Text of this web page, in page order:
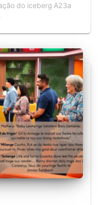
do iceberg A23a